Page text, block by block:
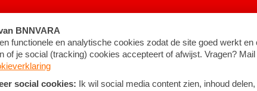
voorwaarden ©2026BNNVARA